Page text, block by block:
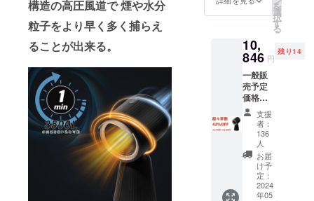
構造の高圧風道で 煙や水分
粒子をより早く多く捕らえ
ることが出来る。
※沖縄・
島は発
送いた
しかね
ますの
でご理
解の
上、ご
支援の
ほどお
願いい
たしま
す。
を
選
択
す
る
10,
846 円
残り14
一般販
売予定
価格
18,700
円(税込)
の42％
オフ
→10,84
6円(税
込・ 送
込）
支援
者：
136
人
お届
け予
定：
2024
年05